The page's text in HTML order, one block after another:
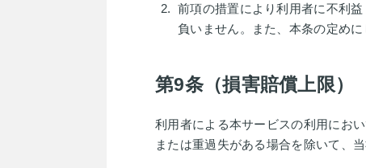
前項の措置により利用者に不利
負いません。また、本条の定め
第9条（損害賠償上限）
利用者による本サービスの利用にお
または重過失がある場合を除いて、